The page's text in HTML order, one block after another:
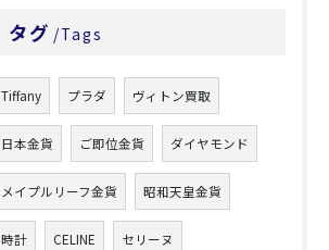
タグ Tags
Tiffany プラダ ヴィトン買取
日本金貨 ご即位金貨 ダイヤモンド
メイプルリーフ金貨 昭和天皇金貨
時計 CELINE セリーヌ